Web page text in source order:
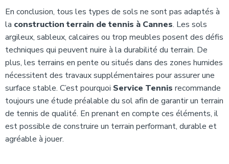
En conclusion, tous les types de sols ne sont pas adaptés à
la construction terrain de tennis à Cannes. Les sols
argileux, sableux, calcaires ou trop meubles posent des défis
techniques qui peuvent nuire à la durabilité du terrain. De
plus, les terrains en pente ou situés dans des zones humides
nécessitent des travaux supplémentaires pour assurer une
surface stable. C’est pourquoi Service Tennis recommande
toujours une étude préalable du sol afin de garantir un terrain
de tennis de qualité. En prenant en compte ces éléments, il
est possible de construire un terrain performant, durable et
agréable à jouer.